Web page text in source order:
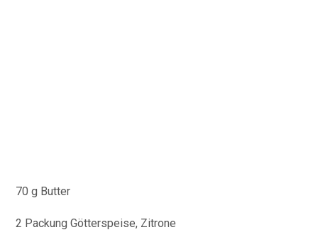
70g Butter
2 Packung Götterspeise, Zitrone